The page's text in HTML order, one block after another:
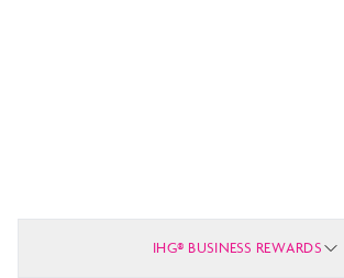
IHG® BUSINESS REWARDS